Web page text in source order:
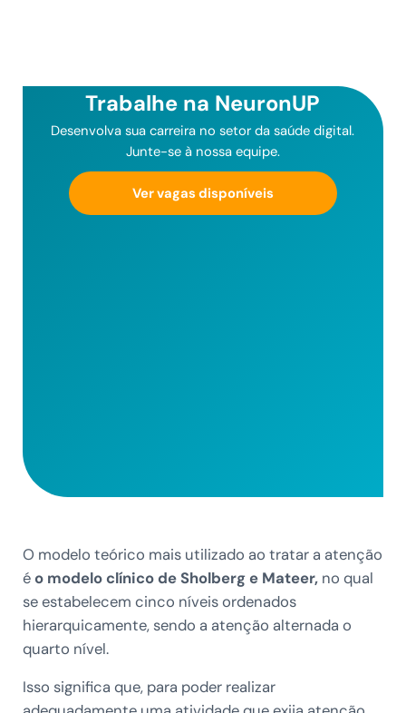
Trabalhe na NeuronUP
Desenvolva sua carreira no setor da saúde digital.
Junte-se à nossa equipe.
Ver vagas disponíveis
O modelo teórico mais utilizado ao tratar a atenção
é o modelo clínico de Sholberg e Mateer,no qual
se estabelecem cinco níveis ordenados
hierarquicamente, sendo a atenção alternada o
quarto nível.
Isso significa que, para poder realizar